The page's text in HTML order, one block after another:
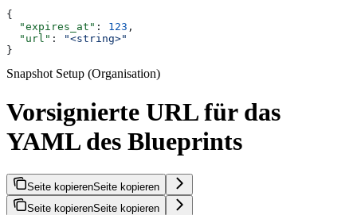
{
  "expires_at"
: 123 ,
  "url"
:
"<string>"
}
Snapshot Setup (Organisation)
Vorsignierte URL für das
YAML des Blueprints
Seite kopierenSeite kopieren
Seite kopierenSeite kopieren